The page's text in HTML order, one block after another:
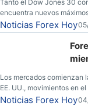
Tanto el Dow Jones 30
encuentra nuevos
llamadas de ganancias; el
nuevas esperanzas; el
frente al yen; el peso
Noticias Forex Hoy
Los mercados comienzan
EE. UU., movimientos en
de seguridad en Bitcoin y
Noticias Forex Hoy